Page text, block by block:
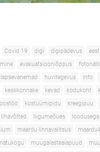
Covid 19 digi digipädevus eesti
evakuatsiooniõppus
huvitegevus info
keskkonnake kevad kodukoht
kostüümipidu kreegipuu
lihavõtted liigumeõues
maardu linnavalitsus
muugalasteaiapuud